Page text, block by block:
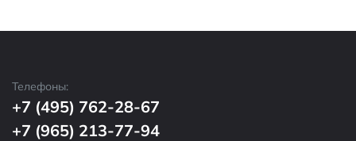
Телефоны:
+7 (495) 762-28-67
+7 (965) 213-77-94